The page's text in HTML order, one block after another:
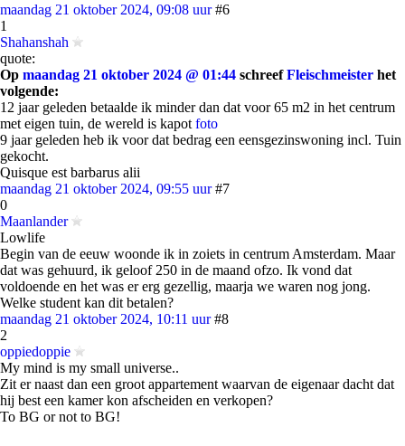
maandag 21 oktober 2024, 09:08 uur #6
1
Shahanshah
quote:
Op maandag 21 oktober 2024 @ 01:44 schreefFleischmeister het
volgende:
12 jaar geleden betaalde ik minder dan dat voor 65 m2 in het centrum
met eigen tuin, de wereld is kapot foto
9 jaar geleden heb ik voor dat bedrag een eensgezinswoning incl. Tuin
gekocht.
Quisque est barbarus alii
maandag 21 oktober 2024, 09:55 uur #7
0
Maanlander
Lowlife
Begin van de eeuw woonde ik in zoiets in centrum Amsterdam. Maar
dat was gehuurd, ik geloof 250 in de maand ofzo. Ik vond dat
voldoende en het was er erg gezellig, maarja we waren nog jong.
Welke student kan dit betalen?
maandag 21 oktober 2024, 10:11 uur #8
2
oppiedoppie
My mind is my small universe..
Zit er naast dan een groot appartement waarvan de eigenaar dacht dat
hij best een kamer kon afscheiden en verkopen?
To BG or not to BG!